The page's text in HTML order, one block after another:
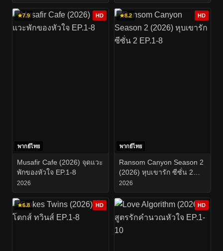
★7.9 HD
พากย์ไทย
Musafir Cafe (2026) จุดแวะ
พักของหัวใจ EP.1-8
2026
★8.2 HD
พากย์ไทย
Ransom Canyon Season 2
(2026) หุบเขารัก ซีซั่น 2
EP.1-8
2026
★6.8 HD HD